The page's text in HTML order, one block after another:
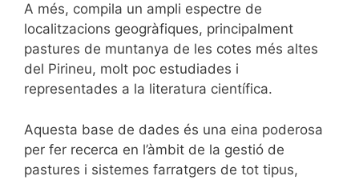
A més, compila un ampli espectre de
localitzacions geogràfiques, principalment
pastures de muntanya de les cotes més altes
del Pirineu, molt poc estudiades i
representades a la literatura científica.
Aquesta base de dades és una eina poderosa
per fer recerca en l’àmbit de la gestió de
pastures i sistemes farratgers de tot tipus,